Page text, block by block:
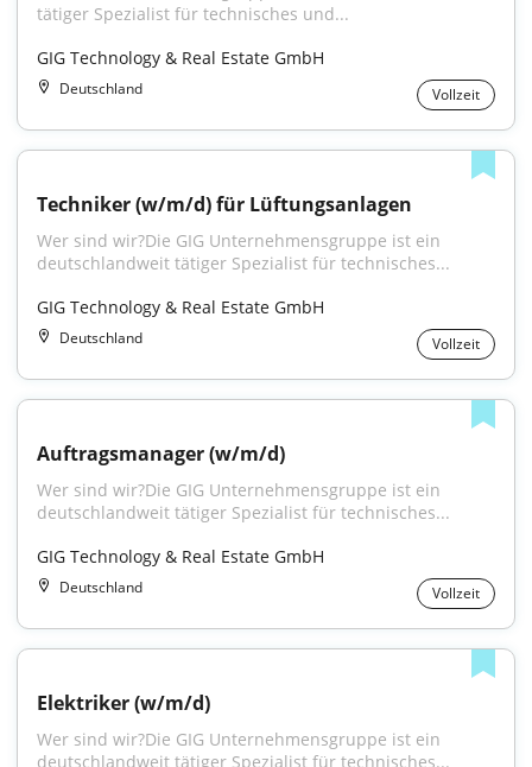
tätiger Spezialist für technisches und...
GIG Technology & Real Estate GmbH
Deutschland Vollzeit
Techniker (w/m/d) für Lüftungsanlagen
Wer sind wir?Die GIG Unternehmensgruppe ist ein
deutschlandweit tätiger Spezialist für technisches...
GIG Technology & Real Estate GmbH
Deutschland Vollzeit
Auftragsmanager (w/m/d)
Wer sind wir?Die GIG Unternehmensgruppe ist ein
deutschlandweit tätiger Spezialist für technisches...
GIG Technology & Real Estate GmbH
Deutschland Vollzeit
Elektriker (w/m/d)
Wer sind wir?Die GIG Unternehmensgruppe ist ein
deutschlandweit tätiger Spezialist für technisches...